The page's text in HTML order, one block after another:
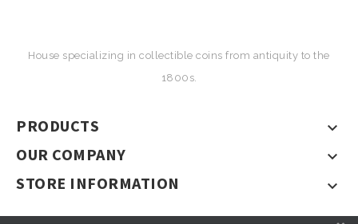
House specializing in collectible coins from antiquity to the
1800s.
PRODUCTS 
OUR COMPANY 
STORE INFORMATION 